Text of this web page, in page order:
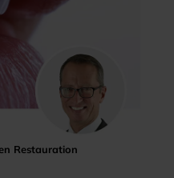
Restauration